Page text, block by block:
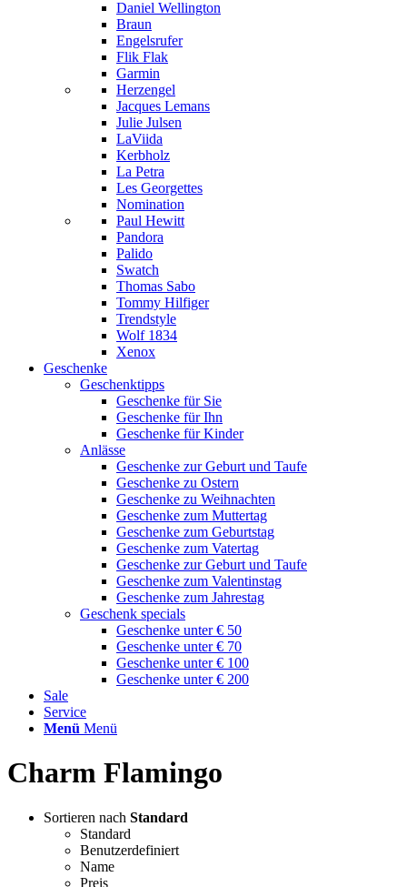
Daniel Wellington
Braun
Engelsrufer
Flik Flak
Garmin
Herzengel
Jacques Lemans
Julie Julsen
LaViida
Kerbholz
La Petra
Les Georgettes
Nomination
Paul Hewitt
Pandora
Palido
Swatch
Thomas Sabo
Tommy Hilfiger
Trendstyle
Wolf 1834
Xenox
Geschenke
Geschenktipps
Geschenke für Sie
Geschenke für Ihn
Geschenke für Kinder
Anlässe
Geschenke zur Geburt und Taufe
Geschenke zu Ostern
Geschenke zu Weihnachten
Geschenke zum Muttertag
Geschenke zum Geburtstag
Geschenke zum Vatertag
Geschenke zur Geburt und Taufe
Geschenke zum Valentinstag
Geschenke zum Jahrestag
Geschenk specials
Geschenke unter € 50
Geschenke unter € 70
Geschenke unter € 100
Geschenke unter € 200
Sale
Service
Menü Menü
Charm Flamingo
Sortieren nach Standard
Standard
Benutzerdefiniert
Name
Preis